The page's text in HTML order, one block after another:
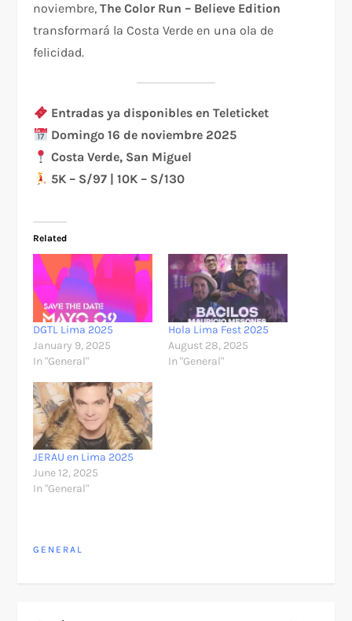
noviembre,The Color Run – Believe Edition
transformará la Costa Verde en una ola de
felicidad.
Entradas ya disponibles en Teleticket
Domingo 16 de noviembre 2025
Costa Verde, San Miguel
5K – S/97 | 10K – S/130
Related
DGTL Lima 2025
January 9, 2025
In "General"
Hola Lima Fest 2025
August 28, 2025
In "General"
JERAU en Lima 2025
June 12, 2025
In "General"
GENERAL